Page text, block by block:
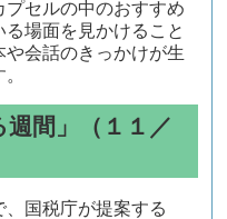
セルの中のおすすめ
場面を見かけること
や会話のきっかけが生
間」（１１／
国税庁が提案する